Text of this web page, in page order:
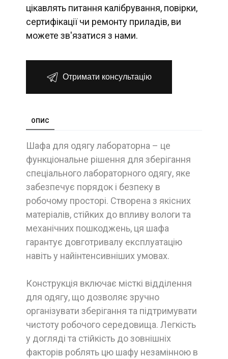
цікавлять питання калібрування, повірки,
сертифікації чи ремонту приладів, ви
можете зв'язатися з нами.
Отримати консультацію
ОПИС
Шафа для одягу лабораторна – це
функціональне рішення для зберігання
спеціального лабораторного одягу, яке
забезпечує порядок і безпеку в
робочому просторі. Створена з якісних
матеріалів, стійких до впливу вологи та
механічних пошкоджень, ця шафа
гарантує довготривалу експлуатацію
навіть у найінтенсивніших умовах.
Конструкція включає місткі відділення
для одягу, що дозволяє зручно
організувати зберігання та підтримувати
чистоту робочого середовища. Легкість
у догляді та стійкість до зовнішніх
факторів роблять цю шафу незамінною в